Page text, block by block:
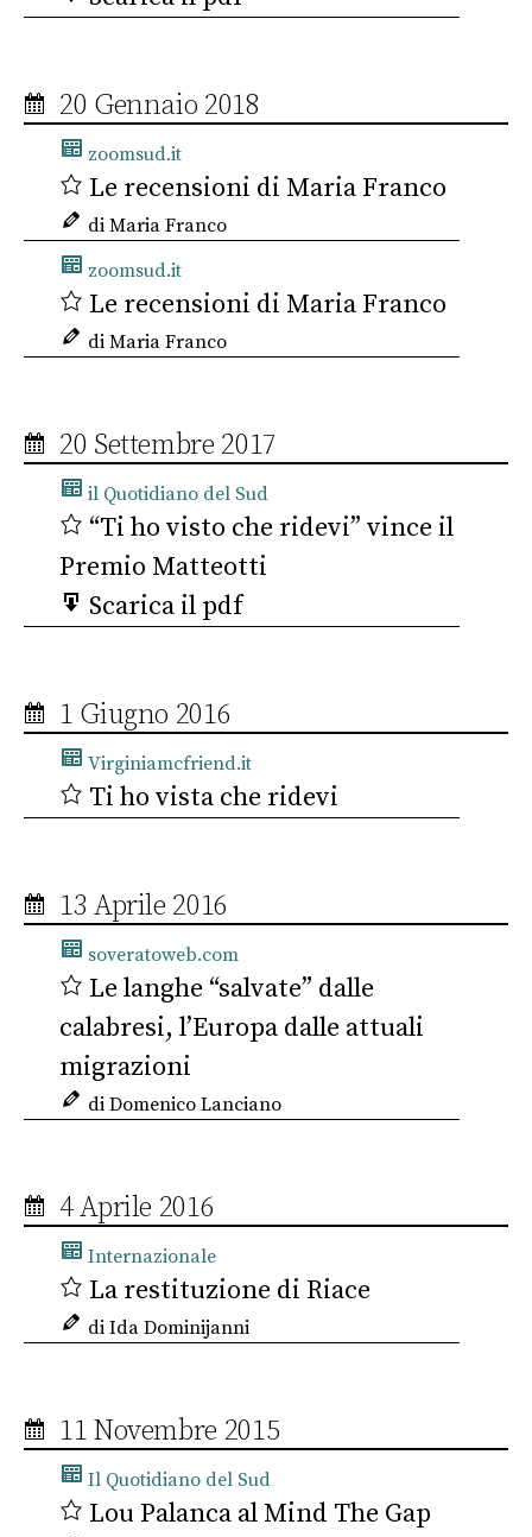
20 Gennaio 2018
zoomsud.it
Le recensioni di Maria Franco
di Maria Franco
zoomsud.it
Le recensioni di Maria Franco
di Maria Franco
20 Settembre 2017
il Quotidiano del Sud
“Ti ho visto che ridevi” vince il
Premio Matteotti
Scarica il pdf
1 Giugno 2016
Virginiamcfriend.it
Ti ho vista che ridevi
13 Aprile 2016
soveratoweb.com
Le langhe “salvate” dalle
calabresi, l’Europa dalle attuali
migrazioni
di Domenico Lanciano
4 Aprile 2016
Internazionale
La restituzione di Riace
di Ida Dominijanni
11 Novembre 2015
Il Quotidiano del Sud
Lou Palanca al Mind The Gap